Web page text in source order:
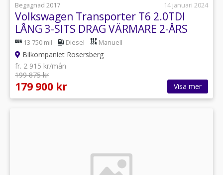
Begagnad 2017
14 januari 2024
Volkswagen Transporter T6 2.0TDI
LÅNG 3-SITS DRAG VÄRMARE 2-ÅRS
GARANTI
13 750 mil Diesel Manuell
Bilkompaniet Rosersberg
fr. 2 915 kr/mån
199 875 kr
179 900 kr Visa mer